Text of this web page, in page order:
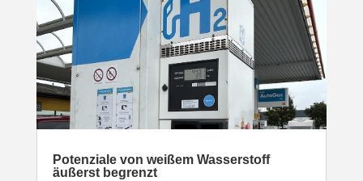
Poten­ziale von weißem Wasser­stoff
äußerst begrenzt